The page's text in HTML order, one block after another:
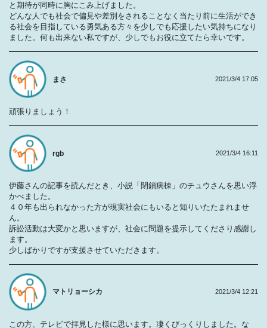
と期待が同時に胸にこみ上げました。
どんな人でも社会で偏見や差別をされることなく当たり前に生活ができ
る社会を目指している勇気ある方々を少しでも応援したい気持ちになり
ました。何も出来ない私ですが、少しでもお役に立てたら幸いです。
まさ
頑張りましょう！
2021/3/4 17:05
rgb
伊藤さんの記事を読んだとき、小説「閉鎖病棟」のチュウさんを思い浮
かべました。
４０年も出られなかった方が現実社会にもいると知りいたたまれませ
ん。
訴訟活動は大変かと思いますが、社会に問題を提示してくださり感謝し
ます。
少しばかりですが支援させていただきます。
2021/3/4 16:11
マトリョーシカ
この方、テレビで拝見した様に思います。凄くびっくりしました。な
2021/3/4 12:21